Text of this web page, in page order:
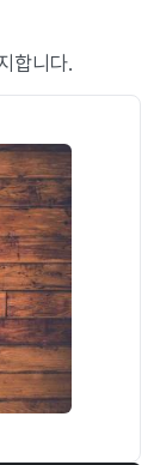
합니다.